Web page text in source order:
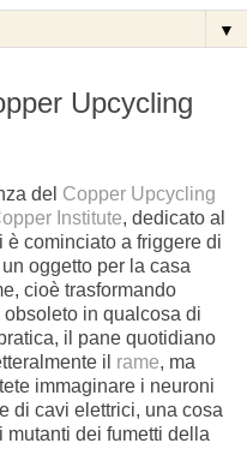
▼
Upcycling
del Copper Upcycling
Institute, dedicato al
è cominciato a friggere di
oggetto per la casa
cioè trasformando
in qualcosa di
il pane quotidiano
il rame, ma
immaginare i neuroni
di cavi elettrici, una cosa
dei fumetti della